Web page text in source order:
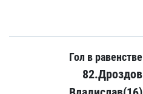
Гол в равенстве
82.Дроздов